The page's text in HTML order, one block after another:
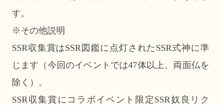
す。
※その他説明
SSR収集賞はSSR図鑑に点灯されたSSR式神に準
じます（今回のイベントでは47体以上、両面仏を
除く）。
SSR収集賞にコラボイベント限定SSR奴良リク